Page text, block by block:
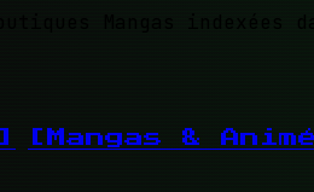
Mangas indexées
[Mangas &